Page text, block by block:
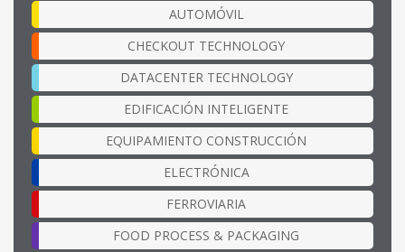
AUTOMÓVIL
CHECKOUT TECHNOLOGY
DATACENTER TECHNOLOGY
EDIFICACIÓN INTELIGENTE
EQUIPAMIENTO CONSTRUCCIÓN
ELECTRÓNICA
FERROVIARIA
FOOD PROCESS & PACKAGING